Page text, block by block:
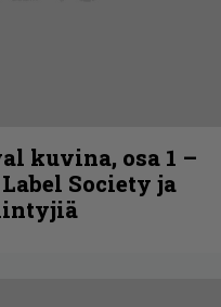
kuvina, osa 1 –
Society ja